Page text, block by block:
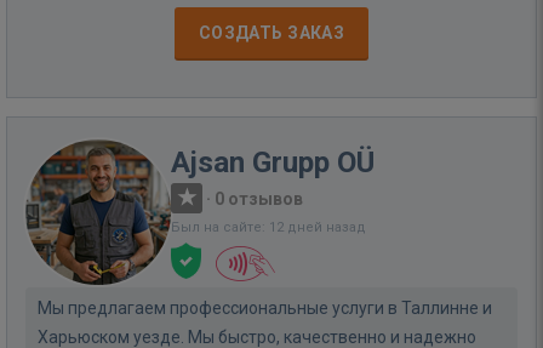
СОЗДАТЬ ЗАКАЗ
Ajsan Grupp OÜ
· 0 отзывов
Был на сайте: 12 дней назад
Мы предлагаем профессиональные услуги в Таллинне и
Харьюском уезде. Мы быстро, качественно и надежно